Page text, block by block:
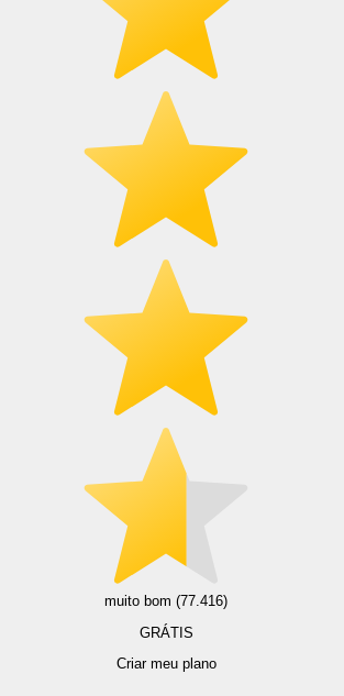
muito bom (77.416)
GRÁTIS
Criar meu plano